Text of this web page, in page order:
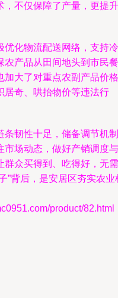
，不仅保障了产量，更提升
优化物流配送网络，支持冷
农产品从田间地头到市民餐
加大了对重点农副产品价格
居奇、哄抬物价等违法行
条韧性十足，储备调节机制
市场动态，做好产销调度与
群众买得到、吃得好，无需
”背后，是安居区夯实农业
product/82.html